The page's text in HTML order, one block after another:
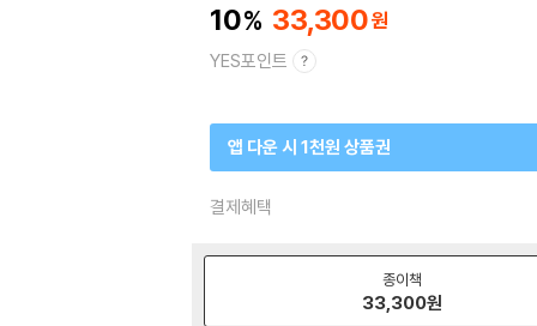
10 33,300
YES포인트
앱 다운 시 1천원 상품권
결제혜택
종이책
33,300원